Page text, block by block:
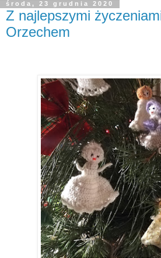
środa, 23 grudnia 2020
Z najlepszymi
Orzechem